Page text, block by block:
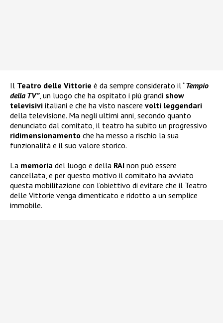
Il Teatro delle Vittorie è da sempre considerato il “Tempio
della TV”, un luogo che ha ospitato i più grandi show
televisivi italiani e che ha visto nascere volti leggendari
della televisione. Ma negli ultimi anni, secondo quanto
denunciato dal comitato, il teatro ha subito un progressivo
ridimensionamento che ha messo a rischio la sua
funzionalità e il suo valore storico.
La memoria del luogo e della RAI non può essere
cancellata, e per questo motivo il comitato ha avviato
questa mobilitazione con l’obiettivo di evitare che il Teatro
delle Vittorie venga dimenticato e ridotto a un semplice
immobile.